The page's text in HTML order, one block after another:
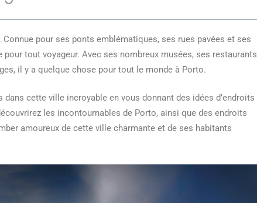
pour ses ponts emblématiques, ses rues pavées et ses
tout voyageur. Avec ses nombreux musées, ses restaurants
il y a quelque chose pour tout le monde à Porto.
cette ville incroyable en vous donnant des idées d’endroits
les incontournables de Porto, ainsi que des endroits
amoureux de cette ville charmante et de ses habitants